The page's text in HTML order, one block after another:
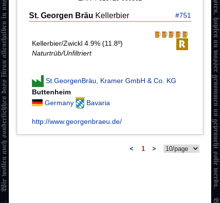
St. Georgen Bräu Kellerbier #751
Kellerbier/Zwickl 4.9% (11.8º)
Naturtrüb/Unfiltriert
St.GeorgenBräu, Kramer GmbH & Co. KG
Buttenheim
Germany
Bavaria
http://www.georgenbraeu.de/
< 1 >